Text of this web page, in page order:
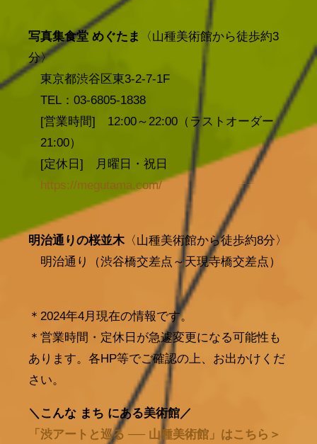
写真集食堂 めぐたま
〈山種美術館から徒歩約3
分〉
東京都渋谷区東3-2-7-1F
TEL：03-6805-1838
[営業時間] 12:00～22:00（ラストオーダー
21:00）
[定休日] 月曜日・祝日
https://megutama.com/
明治通りの桜並木〈山種美術館から徒歩約8分〉
明治通り（渋谷橋交差点～天現寺橋交差点）
＊2024年4月現在の情報です。
＊営業時間・定休日が急遽変更になる可能性も
あります。各HP等でご確認の上、お出かけくだ
さい。
＼こんな まち にある美術館／
「渋アートと巡る ── 山種美術館」はこちら＞